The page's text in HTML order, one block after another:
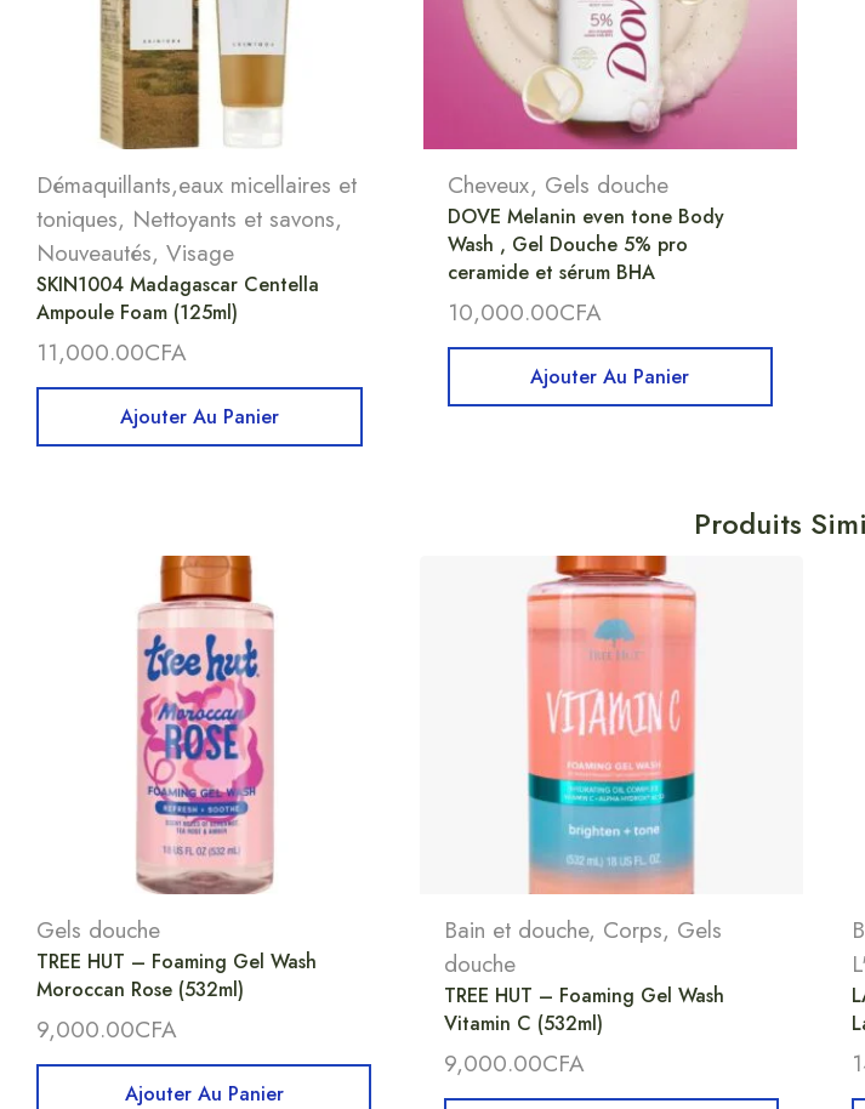
Démaquillants,eaux micellaires et
toniques, Nettoyants et savons,
Nouveautés, Visage
SKIN1004 Madagascar Centella
Ampoule Foam (125ml)
11,000.00CFA
Ajouter Au Panier
Cheveux, Gels douche
DOVE Melanin even tone Body
Wash , Gel Douche 5% pro
ceramide et sérum BHA
10,000.00CFA
Ajouter Au Panier
Produits
Gels douche
TREE HUT – Foaming Gel Wash
Moroccan Rose (532ml)
9,000.00CFA
Ajouter Au Panier
Bain et douche, Corps, Gels
douche
TREE HUT – Foaming Gel Wash
Vitamin C (532ml)
9,000.00CFA